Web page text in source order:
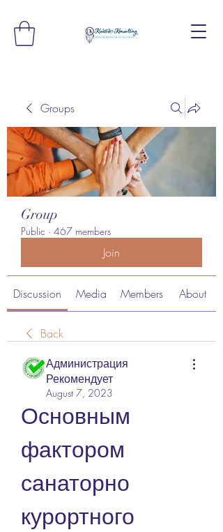
Groups
Group
Public · 467 members
Join
Discussion Media Members About
Back
Администрация
Рекомендует
August 7, 2023
Основным
фактором
санаторно
курортного